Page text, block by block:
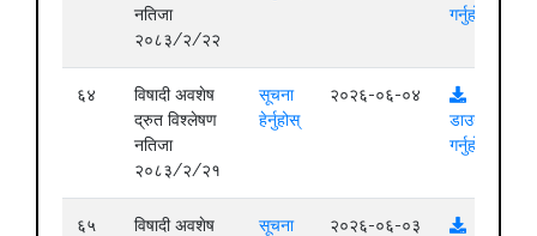
नतिजा
२०८३/२/२२
गर्नुहोस्
६४
विषादी अवशेष
द्रुत विश्लेषण
नतिजा
२०८३/२/२१
सूचना
हेर्नुहोस्
२०२६-०६-०४
डाउनलोड
गर्नुहोस्
६५
विषादी अवशेष
सूचना
२०२६-०६-०३